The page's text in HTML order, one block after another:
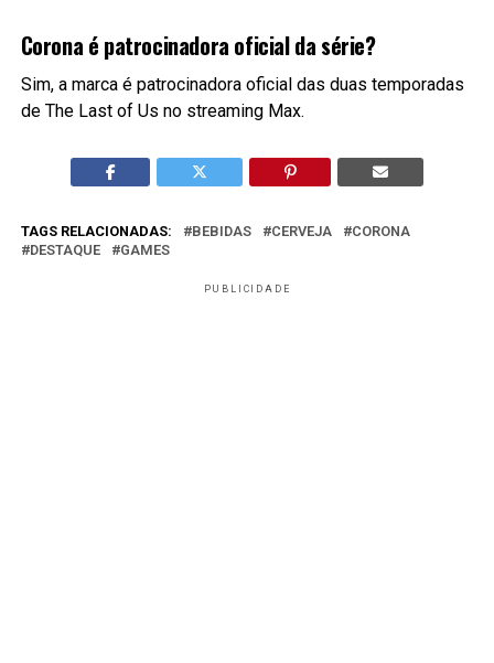
Corona é patrocinadora oficial da série?
Sim, a marca é patrocinadora oficial das duas temporadas
de The Last of Us no streaming Max.
TAGS RELACIONADAS: BEBIDAS CERVEJA
CORONA
DESTAQUE
GAMES
PUBLICIDADE